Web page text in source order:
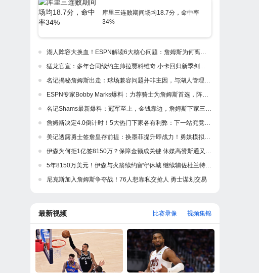
库里三连败期间场均18.7分，命中率
34%
湖人阵容大换血！ESPN解读6大核心问题：詹姆斯为何离开紫金军
猛龙官宣：多年合同续约主帅拉贾科维奇 小卡回归新季剑指冲冠
名记揭秘詹姆斯出走：球场兼容问题并非主因，与湖人管理层多年隔阂才是真正导火索
ESPN专家Bobby Marks爆料：力荐骑士为詹姆斯首选，阵容完美适配，家乡情怀加分
名记Shams最新爆料：冠军至上，金钱靠边，詹姆斯下家三强浮出水面
詹姆斯决定4.0倒计时！5大热门下家各有利弊：下一站究竟是何处？
美记透露勇士签詹皇存前提：换墨菲提升即战力！勇媒模拟5换1出3首轮
伊森为何拒1亿签8150万？保障金额成关键 休媒高赞斯通又一妙手
5年8150万美元！伊森与火箭续约留守休城 继续辅佐杜兰特冲冠
尼克斯加入詹姆斯争夺战！76人想靠私交抢人 勇士谋划交易
最新视频 视频集锦
比赛录像